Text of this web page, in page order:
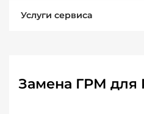
Услуги сервиса
Замена ГРМ для